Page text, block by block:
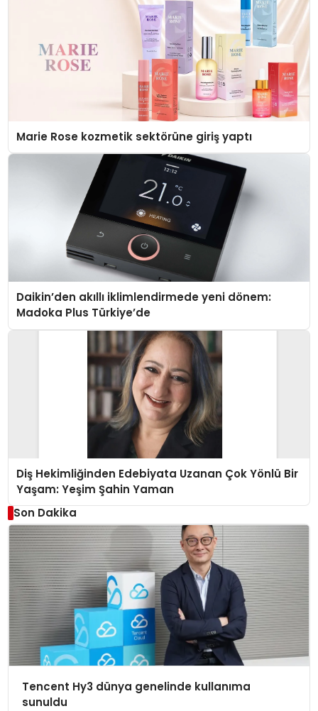
Marie Rose kozmetik sektörüne giriş yaptı
Daikin’den akıllı iklimlendirmede yeni dönem:
Madoka Plus Türkiye’de
Diş Hekimliğinden Edebiyata Uzanan Çok Yönlü Bir
Yaşam: Yeşim Şahin Yaman
Son Dakika
Tencent Hy3 dünya genelinde kullanıma
sunuldu